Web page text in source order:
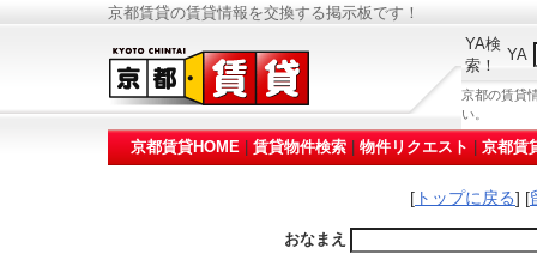
京都賃貸の賃貸情報を交換する掲示板です！
YA検
索！
YA
京都の賃貸
い。
京都賃貸HOME 賃貸物件検索 物件リクエスト 京都賃
[ トップに戻る] [
おなまえ